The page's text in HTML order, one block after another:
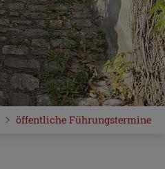
öffentliche Führungstermine